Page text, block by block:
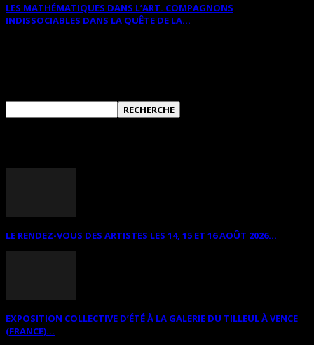
LES MATHÉMATIQUES DANS L’ART. COMPAGNONS
INDISSOCIABLES DANS LA QUÊTE DE LA...
LE RENDEZ-VOUS DES ARTISTES LES 14, 15 ET 16 AOÛT 2026...
EXPOSITION COLLECTIVE D’ÉTÉ À LA GALERIE DU TILLEUL À VENCE
(FRANCE)...